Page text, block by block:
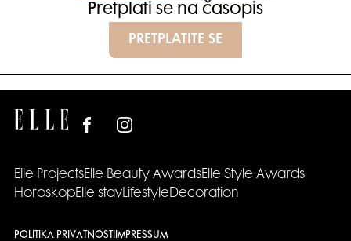
Pretplati se na časopis
PRETPLATITE SE
Elle ProjectsElle Beauty AwardsElle Style Awards
HoroskopElle stavLifestyleDecoration
POLITIKA PRIVATNOSTI IMPRESSUM